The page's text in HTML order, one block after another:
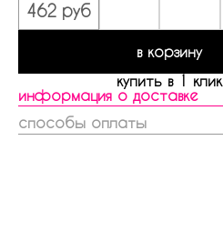
462 руб
в корзину
купить в 1 клик
информация о доставке
способы оплаты